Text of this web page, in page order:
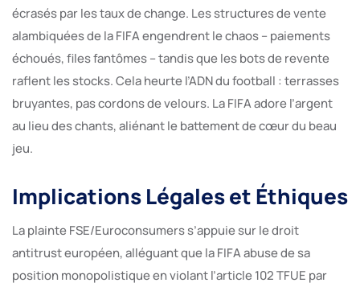
écrasés par les taux de change. Les structures de vente
alambiquées de la FIFA engendrent le chaos – paiements
échoués, files fantômes – tandis que les bots de revente
raflent les stocks. Cela heurte l’ADN du football : terrasses
bruyantes, pas cordons de velours. La FIFA adore l’argent
au lieu des chants, aliénant le battement de cœur du beau
jeu.
Implications Légales et Éthiques
La plainte FSE/Euroconsumers s’appuie sur le droit
antitrust européen, alléguant que la FIFA abuse de sa
position monopolistique en violant l’article 102 TFUE par